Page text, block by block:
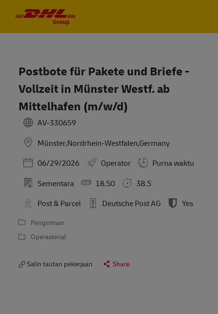
Postbote für Pakete und Briefe -
Vollzeit in Münster Westf. ab
Mittelhafen (m/w/d)
AV-330659
Münster,Nordrhein-Westfalen,Germany
Posted Date
06/29/2026 Operator
Purna waktu
Sementara
18.50
38.5
Post & Parcel
Deutsche Post AG Yes
Pengiriman
Operasional
Salin tautan pekerjaan Share